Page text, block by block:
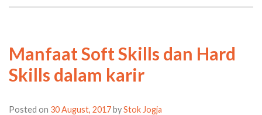
Manfaat Soft Skills dan Hard
Skills dalam karir
Posted on 30 August, 2017byStok Jogja